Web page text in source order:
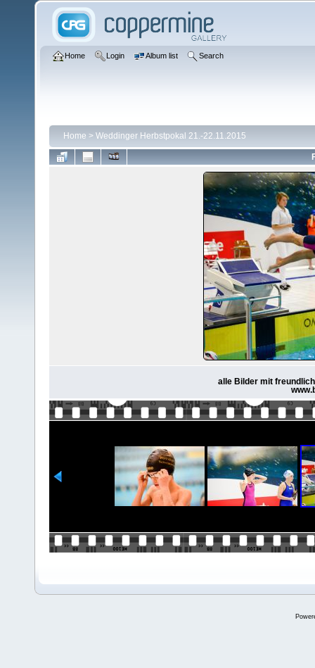
Home Login Album list Search
Home > Weddinger Herbstpokal 21.-22.11.2015
alle Bilder mit